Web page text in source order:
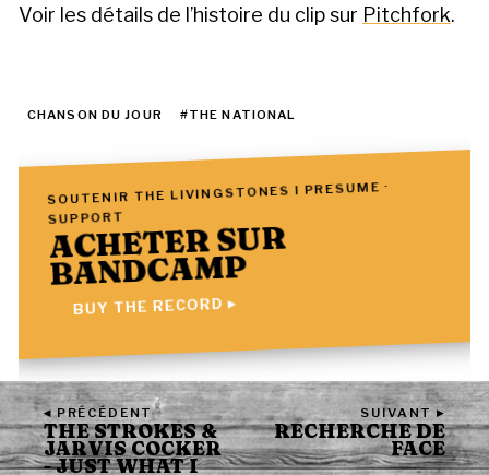
Voir les détails de l’histoire du clip sur Pitchfork.
CHANSON DU JOUR #THE NATIONAL
SOUTENIR THE LIVINGSTONES I PRESUME ·
SUPPORT
ACHETER SUR
BANDCAMP
BUY THE RECORD ▸
◂ PRÉCÉDENT
THE STROKES &
JARVIS COCKER
- JUST WHAT I
SUIVANT ▸
RECHERCHE DE
FACE